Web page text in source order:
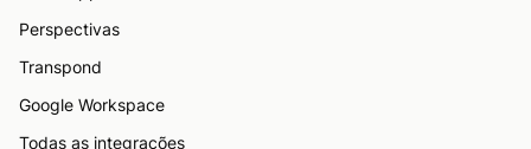
Perspectivas
Transpond
Google Workspace
Todas as integrações